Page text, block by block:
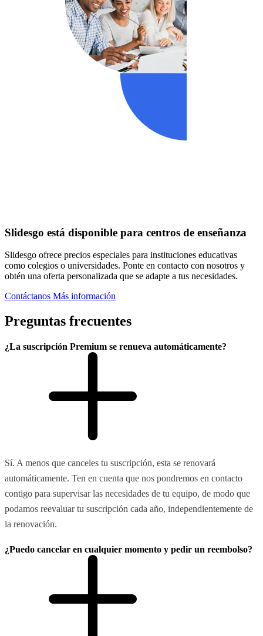
Slidesgo está disponible para centros de enseñanza
Slidesgo ofrece precios especiales para instituciones educativas
como colegios o universidades. Ponte en contacto con nosotros y
obtén una oferta personalizada que se adapte a tus necesidades.
Contáctanos Más información
Preguntas frecuentes
¿La suscripción Premium se renueva automáticamente?
Sí. A menos que canceles tu suscripción, esta se renovará
automáticamente. Ten en cuenta que nos pondremos en contacto
contigo para supervisar las necesidades de tu equipo, de modo que
podamos reevaluar tu suscripción cada año, independientemente de
la renovación.
¿Puedo cancelar en cualquier momento y pedir un reembolso?